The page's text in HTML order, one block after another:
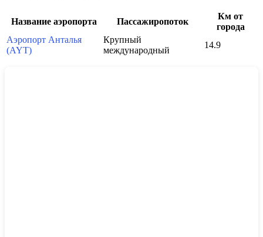
Название аэропорта Пассажиропоток
Км от
города
Аэропорт Анталья
(AYT)
Крупный
международный
14.9